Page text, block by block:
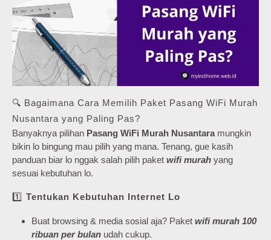
🔍 Bagaimana Cara Memilih Paket Pasang WiFi Murah
Nusantara yang Paling Pas?
Banyaknya pilihan Pasang WiFi Murah Nusantaramungkin
bikin lo bingung mau pilih yang mana. Tenang, gue kasih
panduan biar lo nggak salah pilih paket wifi murah yang
sesuai kebutuhan lo.
1️⃣ Tentukan Kebutuhan Internet Lo
Buat browsing & media sosial aja? Paket wifi murah 100
ribuan per bulan udah cukup.